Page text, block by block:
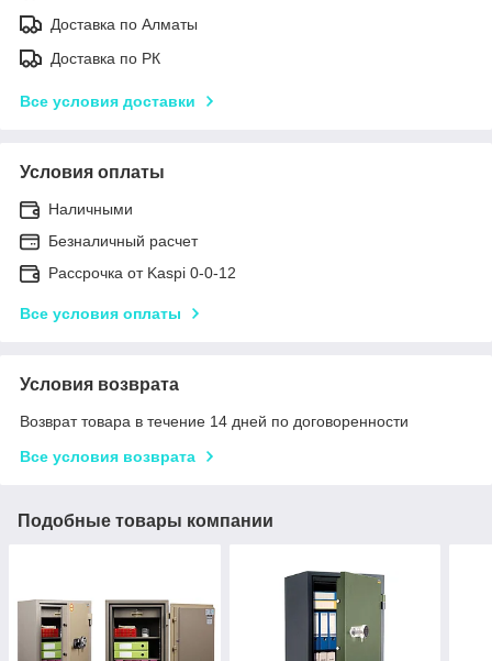
Доставка по Алматы
Доставка по РК
Все условия доставки
Условия оплаты
Наличными
Безналичный расчет
Рассрочка от Kaspi 0-0-12
Все условия оплаты
Условия возврата
Возврат товара в течение 14 дней по договоренности
Все условия возврата
Подобные товары компании